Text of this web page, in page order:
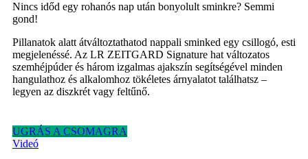
Nincs időd egy rohanós nap után bonyolult sminkre? Semmi
gond!
Pillanatok alatt átváltoztathatod nappali sminked egy csillogó, esti
megjelenéssé. Az LR ZEITGARD Signature hat változatos
szemhéjpúder és három izgalmas ajakszín segítségével minden
hangulathoz és alkalomhoz tökéletes árnyalatot találhatsz –
legyen az diszkrét vagy feltűnő.
UGRÁS A CSOMAGRA
Videó